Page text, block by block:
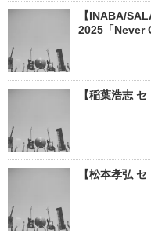
【INABA/
2025「Never
【稲葉浩志
【松本孝弘